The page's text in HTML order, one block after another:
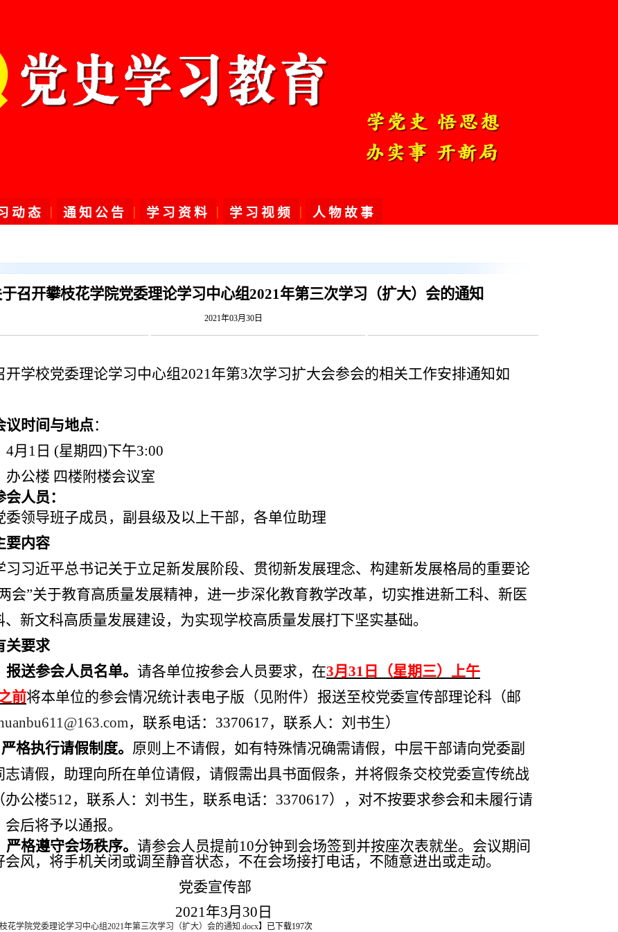
动态 | 通知公告 | 学习资料 | 学习视频 | 人物故事
召开攀枝花学院党委理论学习中心组2021年第三次学习（扩大）会的通知
2021年03月30日
开学校党委理论学习中心组 2021年第3次学习扩大会参会的相关工作安排通知如
议时间与地点：
4月 1 日 (星期四)下午3:00
办公楼 四楼附楼会议室
人员：
委领导班子成员，副县级及以上干部，各单位助理
要内容
习习近平总书记关于立足新发展阶段、贯彻新发展理念、构建新发展格局的重要论
会”关于教育高质量发展精神，进一步深化教育教学改革，切实推进新工科、新医
新文科高质量发展建设，为实现学校高质量发展打下坚实基础。
关要求
报送参会人员名单。 请各单位按参会人员要求，在3月 31 日（星期三）上午
前将本单位的参会情况统计表电子版（见附件）报送至校党委宣传部理论科（邮
，联系电话： 3370617，联系人：刘书生）
严格执行请假制度。 原则上不请假，如有特殊情况确需请假，中层干部请向党委副
志请假，助理向所在单位请假，请假需出具书面假条，并将假条交校党委宣传统战
办公楼512， 联系人：刘书生，联系电话： 3370617），对不按要求参会和未履行请
后将予以通报。
严格遵守会场秩序。 请参会人员提前10分钟到会场签到并按座次表就坐。会议期间
会风，将手机关闭或调至静音状态，不在会场接打电话，不随意进出或走动。
宣传部
2021年3月 30 日
花学院党委理论学习中心组2021年第三次学习（扩大）会的通知.docx】 已下载197次